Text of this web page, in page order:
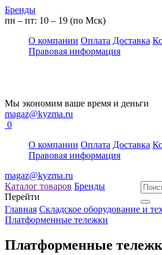
Бренды
пн – пт: 10 – 19 (по Мск)
О компании Оплата Доставка
Правовая информация
Мы экономим ваше время и деньги
magaz@kyzma.ru
0
О компании Оплата Доставка
Правовая информация
magaz@kyzma.ru
Каталог товаров Бренды
Перейти
Главная Складское оборудование и
Платформенные тележки
Платформенные